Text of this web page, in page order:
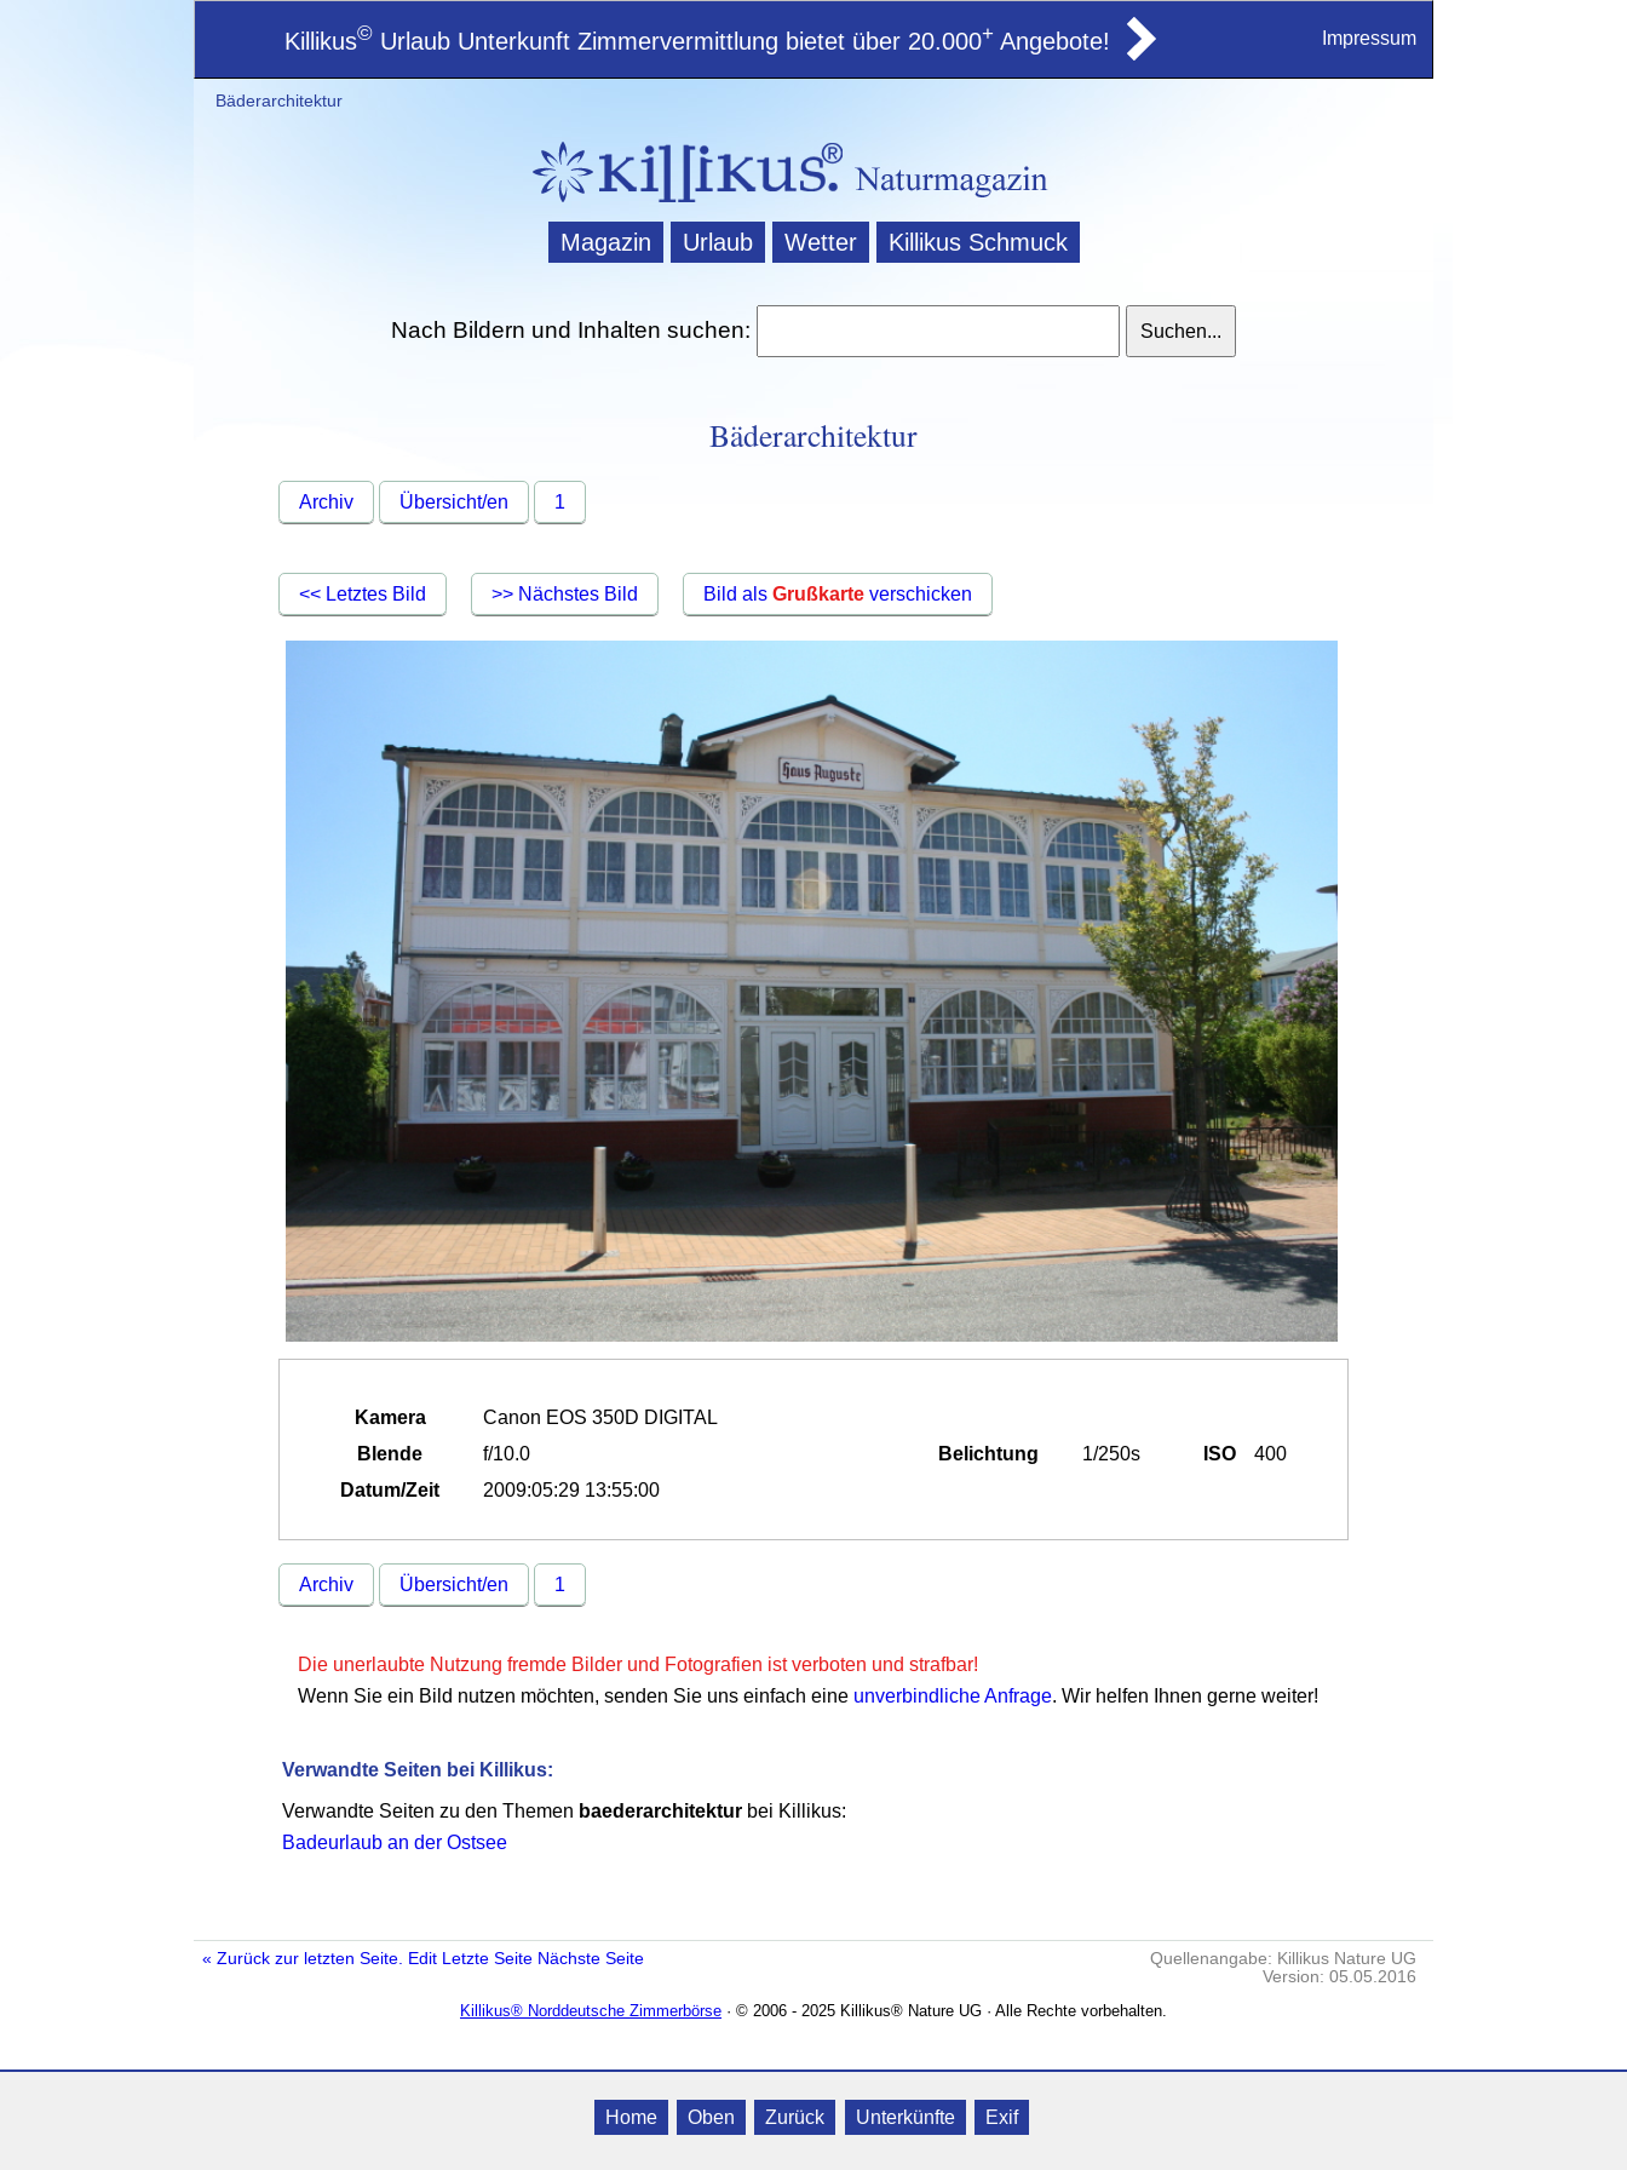
Killikus© Urlaub Unterkunft Zimmervermittlung bietet über 20.000+ Angebote! Impressum
Bäderarchitektur
Magazin Urlaub Wetter Killikus Schmuck
Nach Bildern und Inhalten suchen:
Bäderarchitektur
Archiv Übersicht/en 1
<< Letztes Bild >> Nächstes Bild Bild als Grußkarteverschicken
Kamera
Canon EOS 350D DIGITAL
Blende
f/10.0 Belichtung 1/250s ISO
400
Datum/Zeit
2009:05:29 13:55:00
Archiv Übersicht/en 1
Die unerlaubte Nutzung fremde Bilder und Fotografien ist verboten und strafbar!
Wenn Sie ein Bild nutzen möchten, senden Sie uns einfach eine unverbindliche Anfrage. Wir helfen Ihnen gerne weiter!
Verwandte Seiten bei Killikus:
Verwandte Seiten zu den Themen baederarchitekturbei Killikus:
Badeurlaub an der Ostsee
« Zurück zur letzten Seite. Edit Letzte Seite Nächste Seite
Quellenangabe: Killikus Nature UG
Version: 05.05.2016
Killikus® Norddeutsche Zimmerbörse · © 2006 - 2025 Killikus® Nature UG · Alle Rechte vorbehalten.
Home Oben Zurück Unterkünfte Exif